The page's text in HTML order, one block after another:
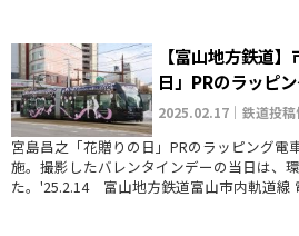
【富山地方鉄道
日」PRのラッピ
2025.02.17｜鉄道投稿
宮島昌之「花贈りの日」PRのラッピング電
施。撮影したバレンタインデーの当日は、
た。'25.2.14 富山地方鉄道富山市内軌道線